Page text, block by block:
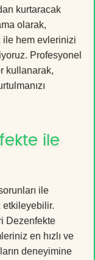
kurtaracak
olarak,
ile hem evlerinizi
Profesyonel
kullanarak,
ile
ile
etkileyebilir.
Dezenfekte
en hızlı ve
deneyimine